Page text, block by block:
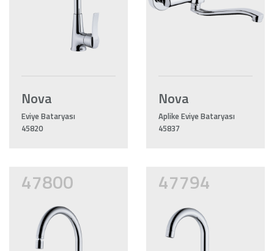
Nova
Eviye Bataryası
45820
Nova
Aplike Eviye Bataryası
45837
47800 47794